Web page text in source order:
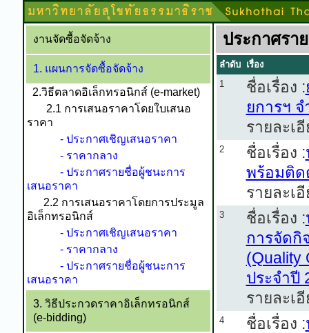
งานจัดซื้อจัดจ้าง
1. แผนการจัดซื้อจัดจ้าง
2.วิธีตลาดอิเล็กทรอนิกส์ (e-market)
2.1 การเสนอราคาโดยใบเสนอ
ราคา
- ประกาศเชิญเสนอราคา
- ราคากลาง
- ประกาศรายชื่อผู้ชนะการ
เสนอราคา
2.2 การเสนอราคาโดยการประมูล
อิเล็กทรอนิกส์
- ประกาศเชิญเสนอราคา
- ราคากลาง
- ประกาศรายชื่อผู้ชนะการ
เสนอราคา
3. วิธีประกวดราคาอิเล็กทรอนิกส์
(e-bidding)
ประกาศรา
ลำดับ
เรื่อง
1
ชื่อเรื่อง :
ยการฯ
รายละเ
2 ชื่อเรื่อง :
พร้อมติด
รายละเ
3 ชื่อเรื่อง :
การจัดกิ
(Quality
ประจำปี
รายละเ
4 ชื่อเรื่อง :